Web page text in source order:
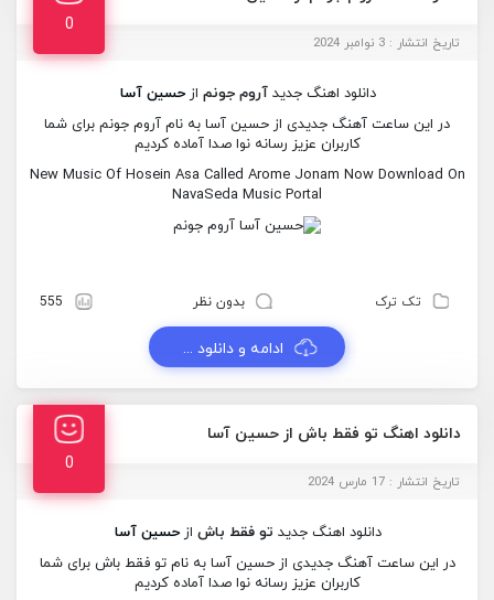
0
تاریخ انتشار : 3 نوامبر 2024
دانلود اهنگ جدید آروم جونم از حسین آسا
در این ساعت آهنگ جدیدی از حسین آسا به نام آروم جونم برای شما
کاربران عزیز رسانه نوا صدا آماده کردیم
New Music Of Hosein Asa Called Arome Jonam Now Download On
NavaSeda Music Portal
تک ترک بدون نظر 555
ادامه و دانلود ...
دانلود اهنگ تو فقط باش از حسین آسا
0
تاریخ انتشار : 17 مارس 2024
دانلود اهنگ جدید تو فقط باش از حسین آسا
در این ساعت آهنگ جدیدی از حسین آسا به نام تو فقط باش برای شما
کاربران عزیز رسانه نوا صدا آماده کردیم